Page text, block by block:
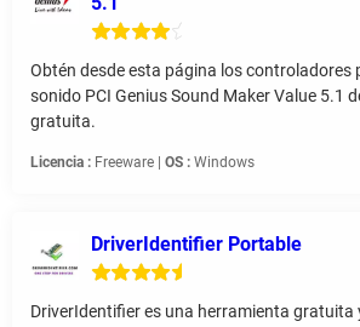
Obtén desde esta página los controladores
sonido PCI Genius Sound Maker Value 5.1
gratuita.
Licencia : Freeware | OS : Windows
DriverIdentifier Portable
DriverIdentifier es una herramienta gratuita